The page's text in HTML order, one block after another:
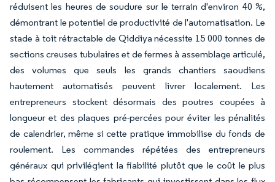
réduisent les heures de soudure sur le terrain d'environ 40 %,
démontrant le potentiel de productivité de l'automatisation. Le
stade à toit rétractable de Qiddiya nécessite 15 000 tonnes de
sections creuses tubulaires et de fermes à assemblage articulé,
des volumes que seuls les grands chantiers saoudiens
hautement automatisés peuvent livrer localement. Les
entrepreneurs stockent désormais des poutres coupées à
longueur et des plaques pré-percées pour éviter les pénalités
de calendrier, même si cette pratique immobilise du fonds de
roulement. Les commandes répétées des entrepreneurs
généraux qui privilégient la fiabilité plutôt que le coût le plus